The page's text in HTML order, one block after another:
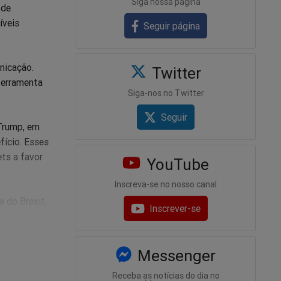
em
Esses
a favor
é
Seguir página
Twitter
Siga-nos no Twitter
Seguir
YouTube
Inscreva-se no nosso canal
Inscrever-se
Messenger
Receba as notícias do dia no